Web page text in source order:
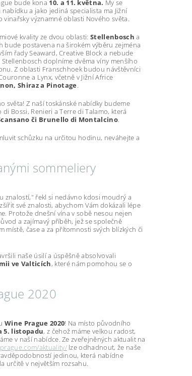
bude kona 10. a 11. května. My se
a jako jediná specialista ma Jižní
významné oblasti Nového světa.
kvality ze dvou oblasti: Stellenboscha
bude postavena na širokém výběru zejména
řady Seaward, Creative Block a nebude
doplníme dvěma víny menšího
Z oblasti Franschhoek budou návštěvníci
a Lynx, včetně v Jižní Africe
Shiraz a Pinotage.
světa! Z naší toskánské nabídky budeme
Bossi, Renieri a Terre di Talamo, která
či Brunello di Montalcino.
schůzku na určitou hodinu, neváhejte a
sommeliery
znalostí," řekl si nedávno kdosi moudrý a
své znalosti, abychom Vám dokázali lépe
Protože dnešní vína v sobě nesou nejen
a zajímavý příběh, jež se společně
čase a za přítomnosti svých blízkých či
naše úsilí a úspěšně absolvovali
ve Valticích, které nám pomohou se o
2020
Wine Prague 2020! Na místo původního
5. listopadu, z čehož máme velkou radost,
v naší nabídce. Ze zveřejněných aktualit na
aktuality/lze odhadnout, že naše
jedinou, která nabídne
určitě v největším rozsahu.